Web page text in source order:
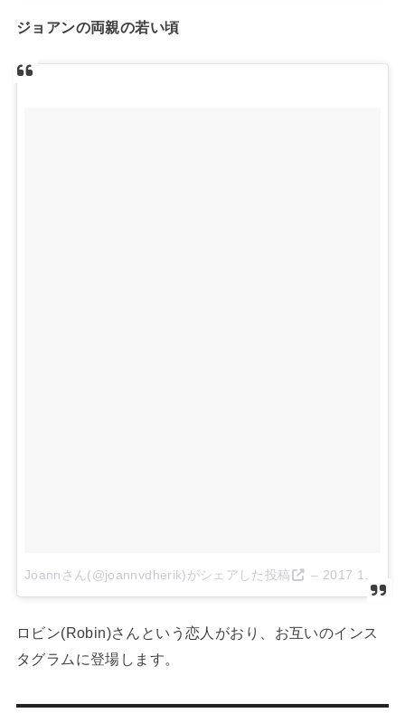
ジョアンの両親の若い頃
Joannさん(@joannvdherik)がシェアした投稿 – 2017 10月 8 4:50午前 PDT
ロビン(Robin)さんという恋人がおり、お互いのインス
タグラムに登場します。